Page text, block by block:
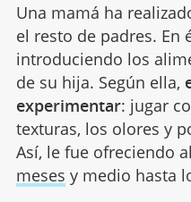
Una mamá ha
el resto de padres. En
introduciendo los
de su hija. Según ella,
experimentar: jugar
texturas, los olores y
Así, le fue ofreciendo
meses y medio hasta